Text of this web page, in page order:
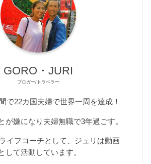
GORO・JURI
ブロガー/トラベラー
で22カ国夫婦で世界一周を達成！
が嫌になり夫婦無職で3年過ごす。
イフコーチとして、ジュリは動画
して活動しています。